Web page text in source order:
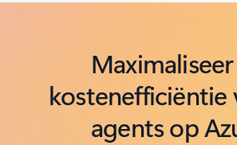
kostenefficiëntie
agents op